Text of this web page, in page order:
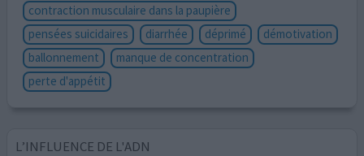
contraction musculaire dans la paupière
pensées suicidaires
diarrhée déprimé
démotivation
ballonnement
manque de concentration
perte d'appétit
L’INFLUENCE DE L'ADN